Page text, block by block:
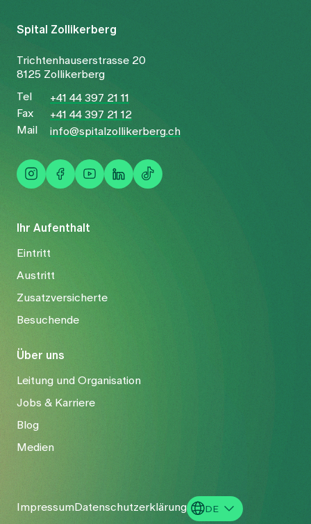
Ihr Aufenthalt
Eintritt
Austritt
Zusatzversicherte
Besuchende
Über uns
Leitung und Organisation
Jobs & Karriere
Blog
Medien
Spital Zollikerberg
Trichtenhauserstrasse 20
8125 Zollikerberg
Tel
+41 44 397 21 11
Fax
+41 44 397 21 12
Mail
info@spitalzollikerberg.ch
ImpressumDatenschutzerklärung
DE